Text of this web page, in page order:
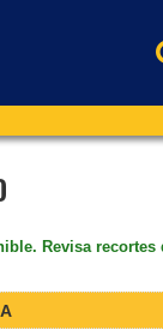
Revisa recortes